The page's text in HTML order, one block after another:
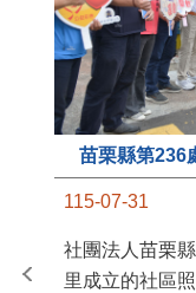
苗栗縣第236
115-07-31
社團法人苗栗
里成立的社區